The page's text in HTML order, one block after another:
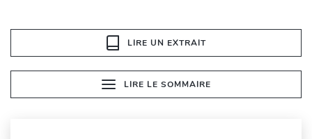
LIRE UN EXTRAIT
LIRE LE SOMMAIRE